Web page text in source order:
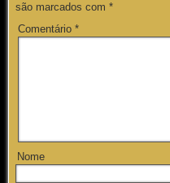
são marcados com *
Comentário *
Nome